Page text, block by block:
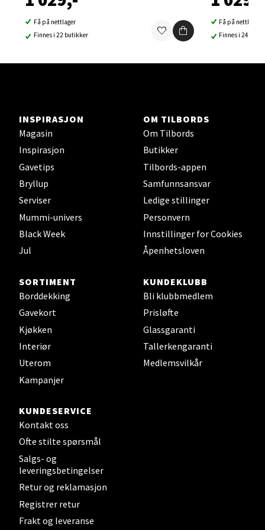
Få på nettlager
Finnes i 22 butikker
Få på nettlager
Finnes i 24
INSPIRASJON
Magasin
Inspirasjon
Gavetips
Bryllup
Serviser
Mummi-univers
Black Week
Jul
OM TILBORDS
Om Tilbords
Butikker
Tilbords-appen
Samfunnsansvar
Ledige stillinger
Personvern
Innstillinger for Cookies
Åpenhetsloven
SORTIMENT
Borddekking
Gavekort
Kjøkken
Interiør
Uterom
Kampanjer
KUNDEKLUBB
Bli klubbmedlem
Prisløfte
Glassgaranti
Tallerkengaranti
Medlemsvilkår
KUNDESERVICE
Kontakt oss
Ofte stilte spørsmål
Salgs- og
leveringsbetingelser
Retur og reklamasjon
Registrer retur
Frakt og leveranse
Ski Storsenter, Jernbanesvingen 6, 1400 Ski
Åpent i dag 10-19
Sortland - Sortland Storsenter
Strangata 26, 8400 Sortland
Åpent i dag 10-16
0 i butikk
Velg
Steinkjer - Thon Senter Steinkjer
Sjøfartsgata 2, 7714 Steinkjer
Åpent i dag 10-18
0 i butikk
Leirvik - Stord
Torgbakken 2, 5401 Stord
Åpent i dag 10-15
0 i butikk